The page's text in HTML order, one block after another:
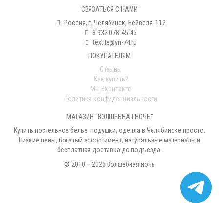
СВЯЗАТЬСЯ С НАМИ
Россия, г. Челябинск, Бейвеля, 112
8 932 078-45-45
textile@vn-74.ru
ПОКУПАТЕЛЯМ
Отзывы
Как купить?
Мы Вконтакте
Политика конфиденциальности
МАГАЗИН "ВОЛШЕБНАЯ НОЧЬ"
Купить постельное белье, подушки, одеяла в Челябинске просто.
Низкие цены, богатый ассортимент, натуральные материалы и
бесплатная доставка до подъезда.
© 2010 – 2026 Волшебная ночь